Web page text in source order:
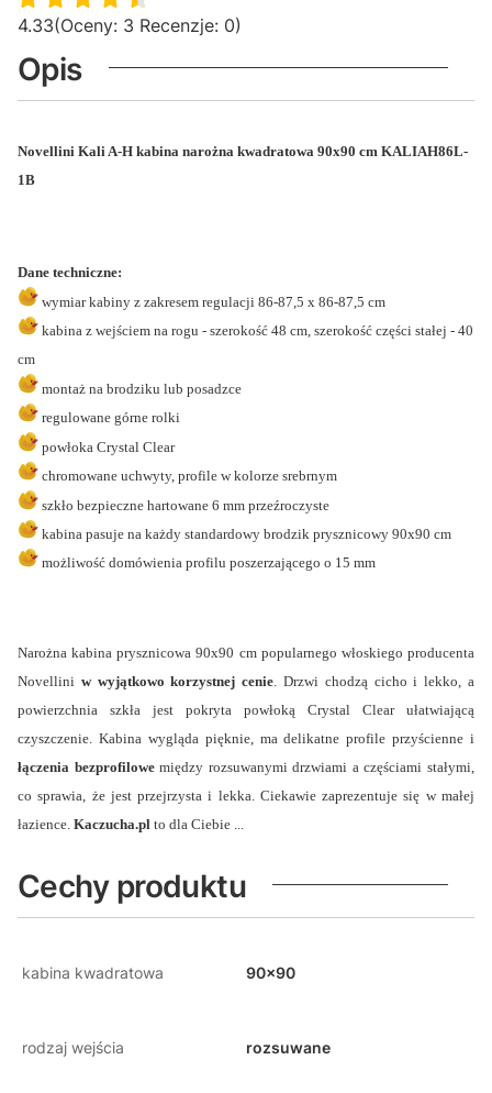
4.33(Oceny: 3 Recenzje: 0)
Opis
Novellini Kali A-H kabina narożna kwadratowa 90x90 cm KALIAH86L-
1B
Dane techniczne:
wymiar kabiny z zakresem regulacji 86-87,5 x 86-87,5 cm
kabina z wejściem na rogu - szerokość 48 cm, szerokość części stałej - 40
cm
montaż na brodziku lub posadzce
regulowane górne rolki
powłoka Crystal Clear
chromowane uchwyty, profile w kolorze srebrnym
szkło bezpieczne hartowane 6 mm przeźroczyste
kabina pasuje na każdy standardowy brodzik prysznicowy 90x90 cm
możliwość domówienia profilu poszerzającego o 15 mm
Narożna kabina prysznicowa 90x90 cm popularnego włoskiego producenta
Novellini w wyjątkowo korzystnej cenie. Drzwi chodzą cicho i lekko, a
powierzchnia szkła jest pokryta powłoką Crystal Clear ułatwiającą
czyszczenie. Kabina wygląda pięknie, ma delikatne profile przyścienne i
łączenia bezprofilowemiędzy rozsuwanymi drzwiami a częściami stałymi,
co sprawia, że jest przejrzysta i lekka. Ciekawie zaprezentuje się w małej
łazience. Kaczucha.pl to dla Ciebie ...
Cechy produktu
kabina kwadratowa 90x90
rodzaj wejścia rozsuwane